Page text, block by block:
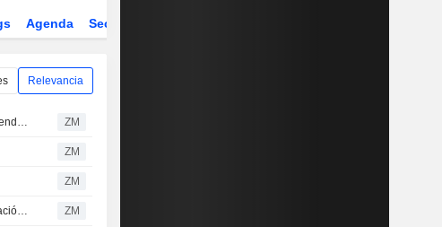
Agenda Sector
Relevancia
JACOBS SOLUTIONS INC. : KeyBanc Capital Markets mantiene su recomendación de compra ZM
ZM
ZM
JACOBS SOLUTIONS INC. : RBC Capital Markets mantiene su recomendación de compra ZM